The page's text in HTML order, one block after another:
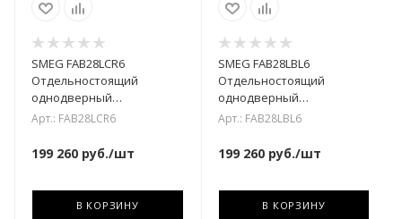
SMEG FAB28LCR6
Отдельностоящий
однодверный
холодильник, стиль 50-х
петли сле
Арт.: FAB28LCR6
199 260 руб./шт
В КОРЗИНУ
SMEG FAB28LBL6
Отдельностоящий
однодверный
холодильник,стиль 50-х
петли слева
Арт.: FAB28LBL6
199 260руб./шт
В КОРЗИНУ